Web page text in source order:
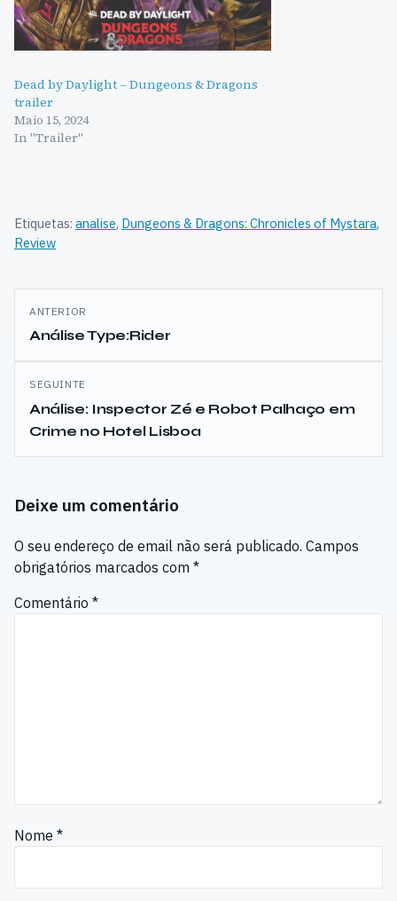
Dead by Daylight – Dungeons & Dragons
trailer
Maio 15, 2024
In "Trailer"
Etiquetas: analise, Dungeons & Dragons: Chronicles of Mystara,
Review
Navegação
de
artigos
ANTERIOR
Análise Type:Rider
SEGUINTE
Análise: Inspector Zé e Robot Palhaço em
Crime no Hotel Lisboa
Deixe um comentário
O seu endereço de email não será publicado. Campos
obrigatórios marcados com *
Comentário *
Nome *